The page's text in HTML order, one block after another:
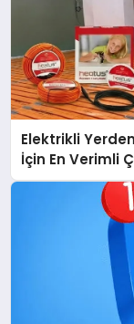
Elektrikli
İçin En Verimli